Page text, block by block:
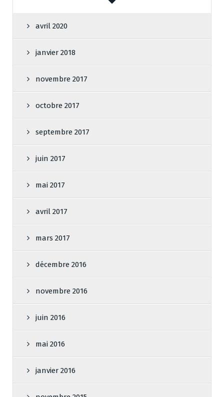
avril 2020
janvier 2018
novembre 2017
octobre 2017
septembre 2017
juin 2017
mai 2017
avril 2017
mars 2017
décembre 2016
novembre 2016
juin 2016
mai 2016
janvier 2016